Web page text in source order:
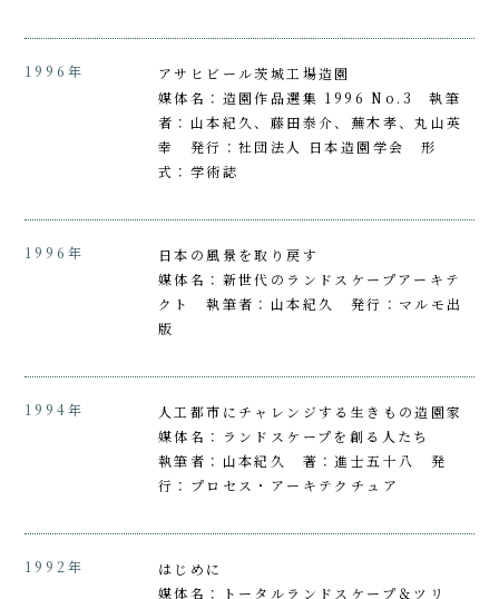
1996年
アサヒビール茨城工場造園
媒体名：造園作品選集 1996 No.3 執筆
者：山本紀久、藤田泰介、蕪木孝、丸山英
幸 発行：社団法人 日本造園学会 形
式：学術誌
1996年
日本の風景を取り戻す
媒体名：新世代のランドスケープアーキテ
クト 執筆者：山本紀久 発行：マルモ出
版
1994年
人工都市にチャレンジする生きもの造園家
媒体名：ランドスケープを創る人たち
執筆者：山本紀久 著：進士五十八 発
行：プロセス・アーキテクチュア
1992年
はじめに
媒体名：トータルランドスケープ＆ツリ